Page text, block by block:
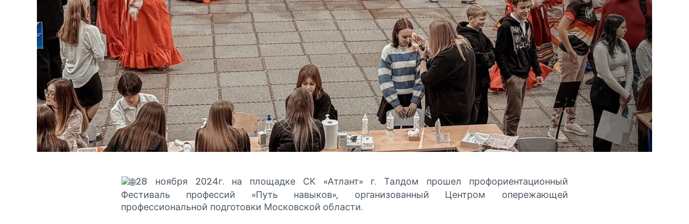
28 ноября 2024г. на площадке СК «Атлант» г. Талдом прошел профориентационный
Фестиваль профессий «Путь навыков», организованный Центром опережающей
профессиональной подготовки Московской области.